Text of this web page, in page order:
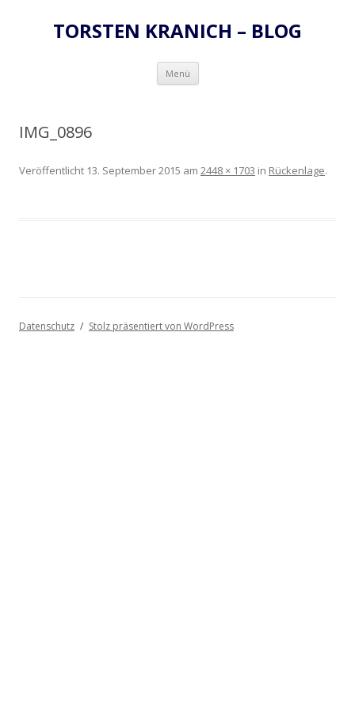
TORSTEN KRANICH – BLOG
Menü Zum
springen
IMG_0896
Veröffentlicht 13. September 2015 am 2448 × 1703 in Rückenlage.
Datenschutz Stolz präsentiert von WordPress